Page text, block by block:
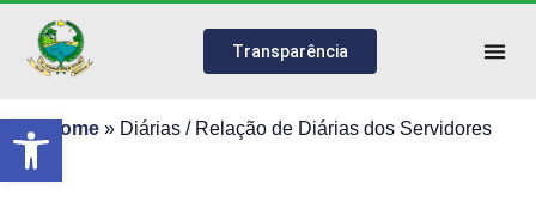
Abrir a barra de ferramentas
Transparência
Home» Diárias / Relação de Diárias dos Servidores